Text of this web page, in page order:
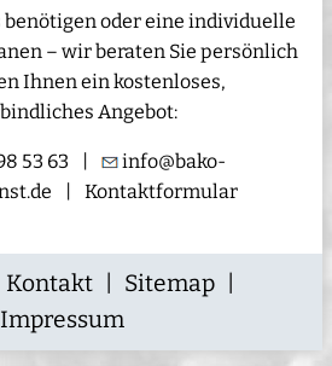
benötigen oder eine individuelle
– wir beraten Sie persönlich
Ihnen ein kostenloses,
Angebot:
53 63
info@bako-
Kontaktformular
Kontakt Sitemap
Impressum